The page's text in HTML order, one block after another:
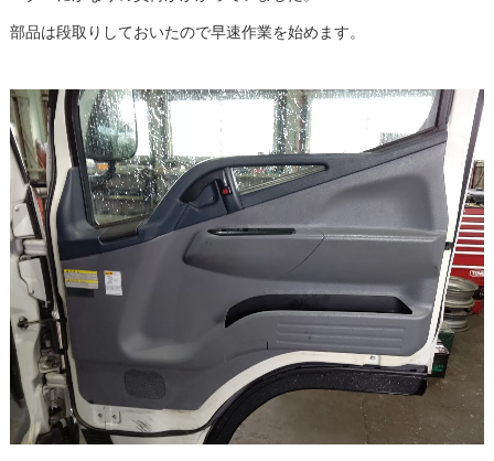
部品は段取りしておいたので早速作業を始めます。